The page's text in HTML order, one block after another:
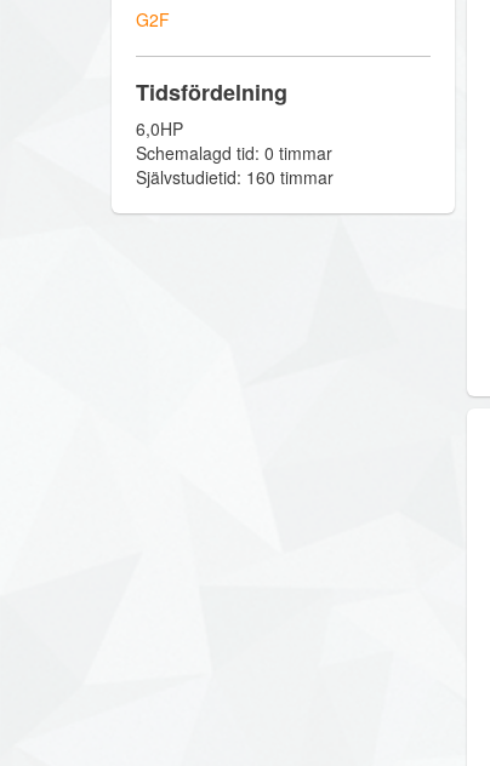
G2F
Tidsfördelning
6,0HP
Schemalagd tid: 0 timmar
Självstudietid: 160 timmar